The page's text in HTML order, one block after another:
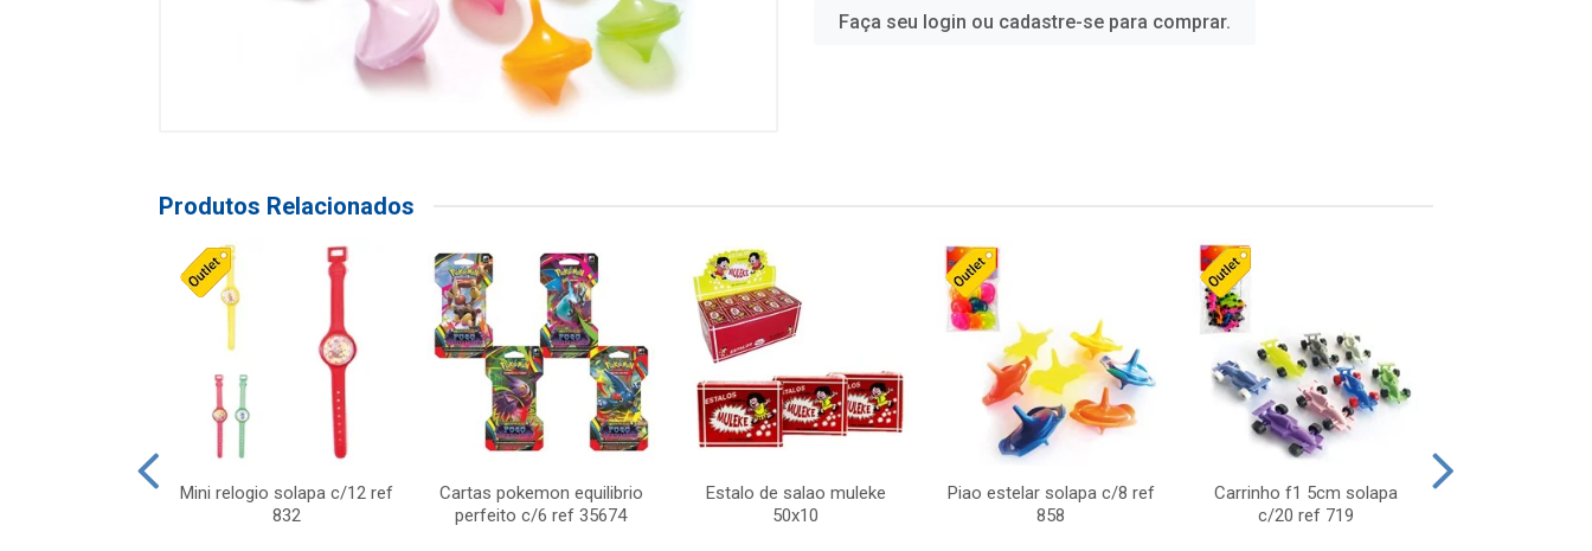
Faça seu login ou cadastre-se para comprar.
Produtos Relacionados
Mini relogio solapa c/12 ref
832
Cartas pokemon equilibrio
perfeito c/6 ref 35674
Estalo de salao muleke
50x10
Piao estelar solapa c/8 ref
858
Carrinho f1 5cm solapa
c/20 ref 719